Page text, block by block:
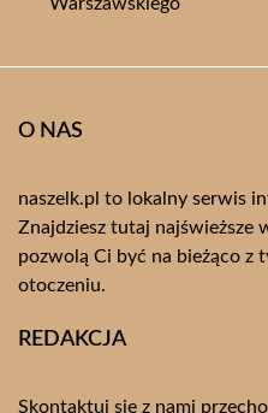
O NAS
naszelk.pl to lokalny serwis
Znajdziesz tutaj najświeższe
pozwolą Ci być na bieżąco z
otoczeniu.
REDAKCJA
Skontaktuj się z nami